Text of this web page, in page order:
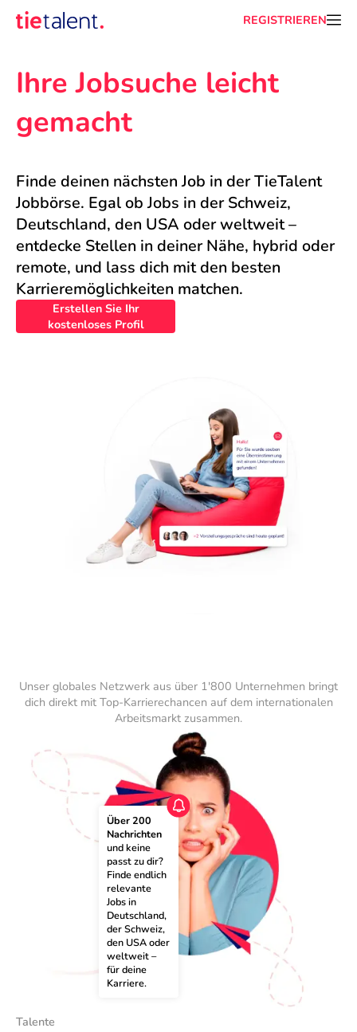
REGISTRIEREN
Ihre Jobsuche leicht
gemacht
Finde deinen nächsten Job in der TieTalent
Jobbörse. Egal ob Jobs in der Schweiz,
Deutschland, den USA oder weltweit –
entdecke Stellen in deiner Nähe, hybrid oder
remote, und lass dich mit den besten
Karrieremöglichkeiten matchen.
Erstellen Sie Ihr
kostenloses Profil
Unser globales Netzwerk aus über 1'800 Unternehmen bringt
dich direkt mit Top-Karrierechancen auf dem internationalen
Arbeitsmarkt zusammen.
Über 200
Nachrichten
und keine
passt zu dir?
Finde endlich
relevante
Jobs in
Deutschland,
der Schweiz,
den USA oder
weltweit –
für deine
Karriere.
Talente